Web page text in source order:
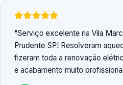
Serviço excelente na Vila
Prudente‑SP! Resolveram
fizeram toda a renovação
e acabamento muito